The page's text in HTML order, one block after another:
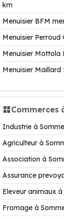
km
Menuisier BFM
Menuisier Perroud
Menuisier Mottola
Menuisier Maillard
Commerces
Industrie à
Agriculteur à
Association à
Assurance
Eleveur animaux
Fromage à